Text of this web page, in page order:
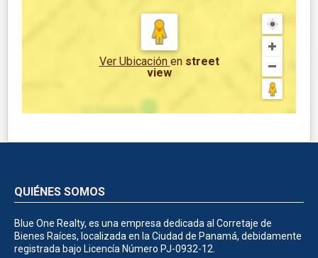
Ver Ubicación en street
view
QUIÉNES SOMOS
Blue One Realty, es una empresa dedicada al Corretaje de
Bienes Raíces, localizada en la Ciudad de Panamá, debidamente
registrada bajo Licencía Número PJ-0932-12.